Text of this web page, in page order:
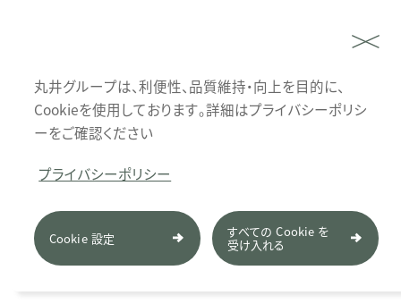
丸井グループは、利便性、品質維持・向上を目的に、
Cookieを使用しております。詳細はプライバシーポリシ
ーをご確認ください
プライバシーポリシー
Cookie 設定 すべての Cookie を
受け入れる